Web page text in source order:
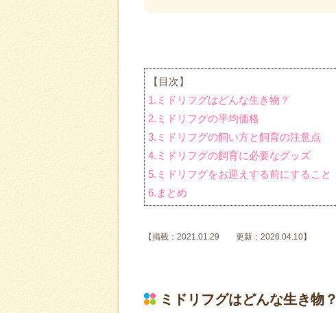
【目次】
1.ミドリフグはどんな生き物？
2.ミドリフグの平均価格
3.ミドリフグの飼い方と飼育の注意点
4.ミドリフグの飼育に必要なグッズ
5.ミドリフグをお迎えする前にすること
6.まとめ
【掲載：2021.01.29 更新：2026.04.10】
ミドリフグはどんな生き物？